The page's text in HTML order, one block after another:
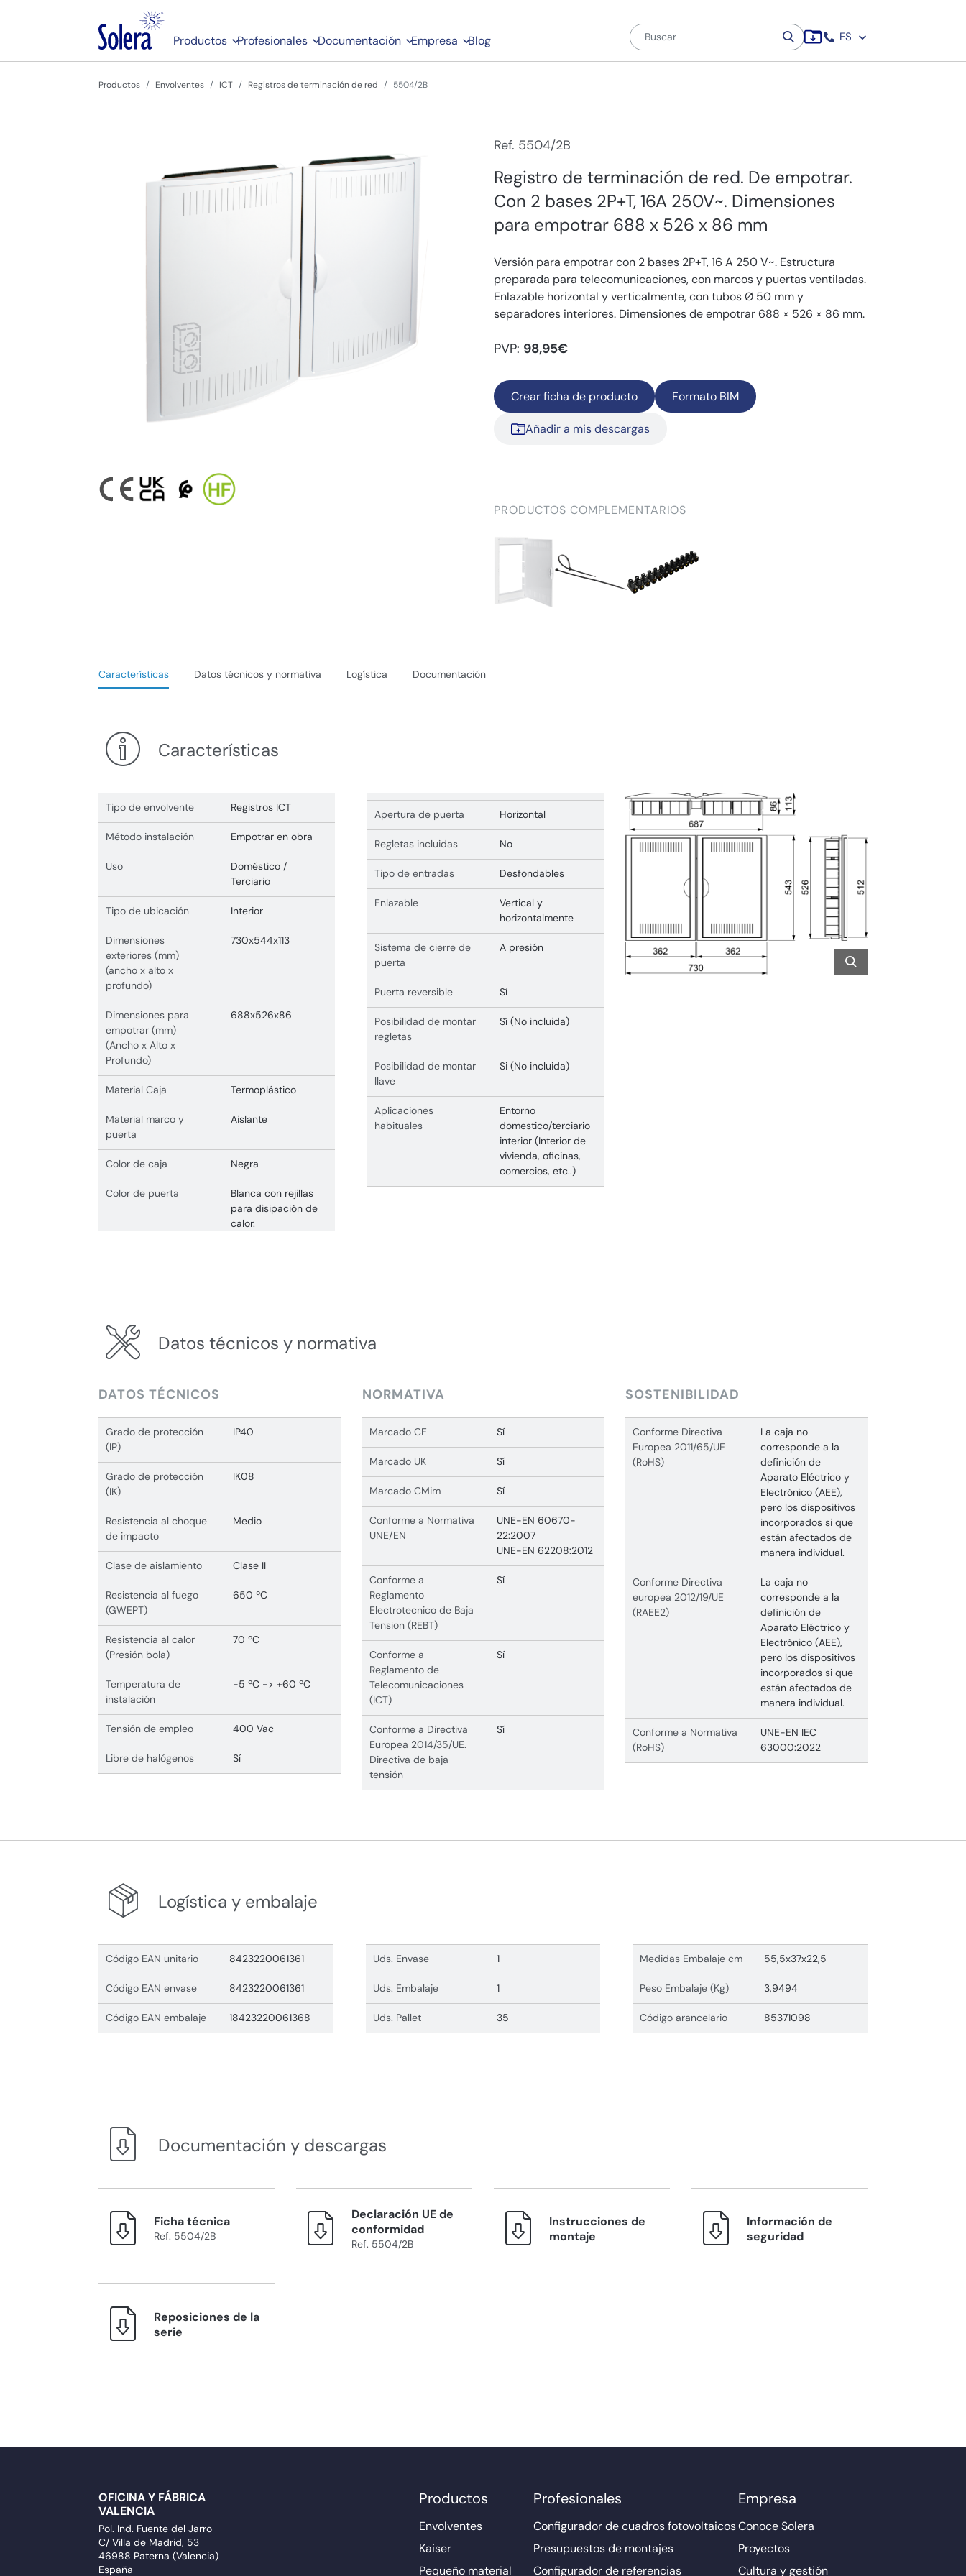
Productos Profesionales Documentación Empresa Blog ES
Productos Envolventes ICT Registros de terminación de red 5504/2B
Ref. 5504/2B
Registro de terminación de red. De empotrar.
Con 2 bases 2P+T, 16A 250V~. Dimensiones
para empotrar 688 x 526 x 86 mm
Versión para empotrar con 2 bases 2P+T, 16 A 250 V~. Estructura
preparada para telecomunicaciones, con marcos y puertas ventiladas.
Enlazable horizontal y verticalmente, con tubos Ø 50 mm y
separadores interiores. Dimensiones de empotrar 688 × 526 × 86 mm.
PVP: 98,95€
Crear ficha de producto Formato BIM
Añadir a mis descargas
PRODUCTOS COMPLEMENTARIOS
Características Datos técnicos y normativa Logística Documentación
Características
Tipo de envolvente Registros ICT
Método instalación Empotrar en obra
Uso
Doméstico /
Terciario
Tipo de ubicación Interior
Dimensiones
exteriores (mm)
(ancho x alto x
profundo)
730x544x113
Dimensiones para
empotrar (mm)
(Ancho x Alto x
Profundo)
688x526x86
Material Caja Termoplástico
Material marco y
puerta
Aislante
Color de caja Negra
Color de puerta
Blanca con rejillas
para disipación de
calor.
Apertura de puerta Horizontal
Regletas incluidas No
Tipo de entradas Desfondables
Enlazable
Vertical y
horizontalmente
Sistema de cierre de
puerta
A presión
Puerta reversible Sí
Posibilidad de montar
regletas
Sí (No incluida)
Posibilidad de montar
llave
Si (No incluida)
Aplicaciones
habituales
Entorno
domestico/terciario
interior (Interior de
vivienda, oficinas,
comercios, etc..)
Datos técnicos y normativa
DATOS TÉCNICOS
Grado de protección
(IP)
IP40
Grado de protección
(IK)
IK08
Resistencia al choque
de impacto
Medio
Clase de aislamiento Clase II
Resistencia al fuego
(GWEPT)
650 ºC
Resistencia al calor
(Presión bola)
70 ºC
Temperatura de
instalación
-5 ºC -> +60 ºC
Tensión de empleo 400 Vac
Libre de halógenos Sí
NORMATIVA
Marcado CE Sí
Marcado UK Sí
Marcado CMim Sí
Conforme a Normativa
UNE/EN
UNE-EN 60670-
22:2007
UNE-EN 62208:2012
Conforme a
Reglamento
Electrotecnico de Baja
Tension (REBT)
Sí
Conforme a
Reglamento de
Telecomunicaciones
(ICT)
Sí
Conforme a Directiva
Europea 2014/35/UE.
Directiva de baja
tensión
Sí
SOSTENIBILIDAD
Conforme Directiva
Europea 2011/65/UE
(RoHS)
La caja no
corresponde a la
definición de
Aparato Eléctrico y
Electrónico (AEE),
pero los dispositivos
incorporados si que
están afectados de
manera individual.
Conforme Directiva
europea 2012/19/UE
(RAEE2)
La caja no
corresponde a la
definición de
Aparato Eléctrico y
Electrónico (AEE),
pero los dispositivos
incorporados si que
están afectados de
manera individual.
Conforme a Normativa
(RoHS)
UNE-EN IEC
63000:2022
Logística y embalaje
Código EAN unitario 8423220061361
Código EAN envase 8423220061361
Código EAN embalaje 18423220061368
Uds. Envase 1
Uds. Embalaje 1
Uds. Pallet 35
Medidas Embalaje cm 55,5x37x22,5
Peso Embalaje (Kg) 3,9494
Código arancelario 85371098
Documentación y descargas
Ficha técnica
Ref. 5504/2B
Declaración UE de
conformidad
Ref. 5504/2B
Instrucciones de
montaje
Información de
seguridad
Reposiciones de la
serie
OFICINA Y FÁBRICA
VALENCIA
Pol. Ind. Fuente del Jarro
C/ Villa de Madrid, 53
46988 Paterna (Valencia)
España
Productos
Envolventes
Kaiser
Pequeño material
Profesionales
Configurador de cuadros fotovoltaicos
Presupuestos de montajes
Configurador de referencias
Empresa
Conoce Solera
Proyectos
Cultura y gestión